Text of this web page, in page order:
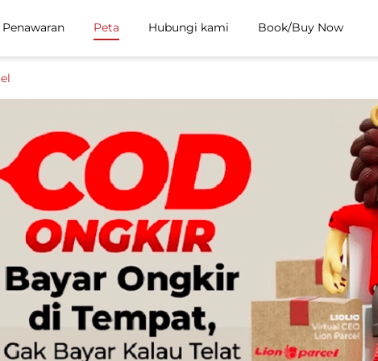
Penawaran Peta Hubungi kami Book/Buy Now